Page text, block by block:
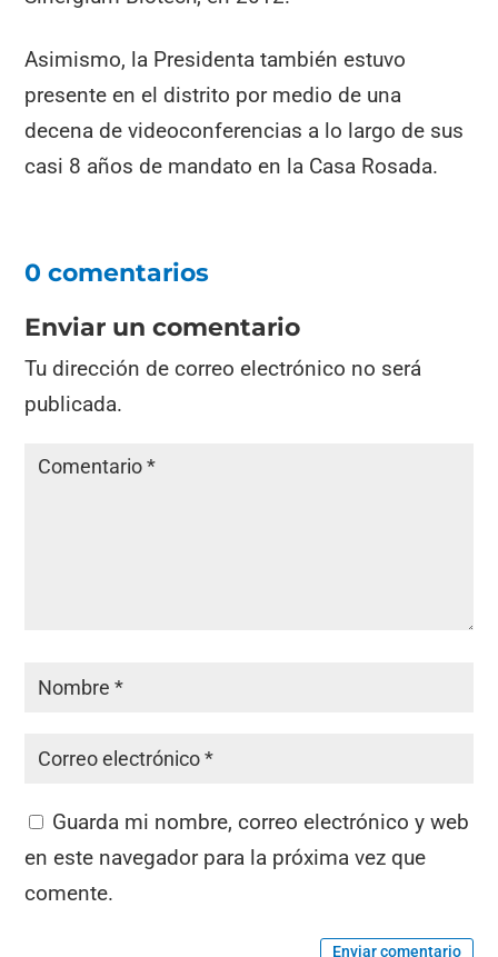
Asimismo, la Presidenta también estuvo
presente en el distrito por medio de una
decena de videoconferencias a lo largo de sus
casi 8 años de mandato en la Casa Rosada.
0 comentarios
Enviar un comentario
Tu dirección de correo electrónico no será
publicada.
Guarda mi nombre, correo electrónico y web
en este navegador para la próxima vez que
comente.
Enviar comentario